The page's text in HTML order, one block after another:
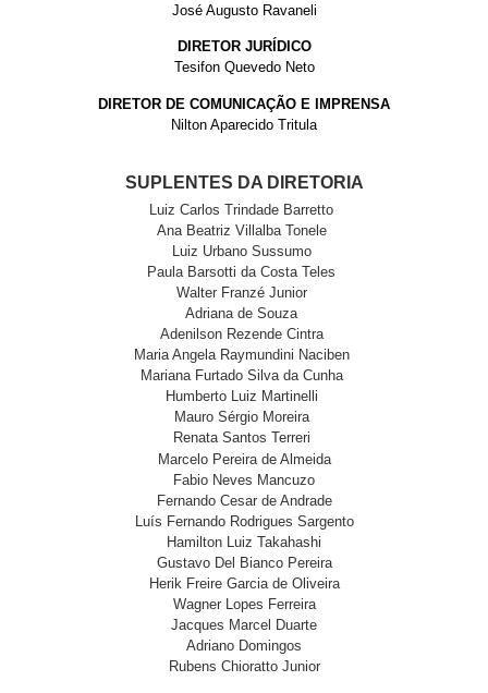
José Augusto Ravaneli
DIRETOR JURÍDICO
Tesifon Quevedo Neto
DIRETOR DE COMUNICAÇÃO E IMPRENSA
Nilton Aparecido Tritula
SUPLENTES DA DIRETORIA
Luiz Carlos Trindade Barretto
Ana Beatriz Villalba Tonele
Luiz Urbano Sussumo
Paula Barsotti da Costa Teles
Walter Franzé Junior
Adriana de Souza
Adenilson Rezende Cintra
Maria Angela Raymundini Naciben
Mariana Furtado Silva da Cunha
Humberto Luiz Martinelli
Mauro Sérgio Moreira
Renata Santos Terreri
Marcelo Pereira de Almeida
Fabio Neves Mancuzo
Fernando Cesar de Andrade
Luís Fernando Rodrigues Sargento
Hamilton Luiz Takahashi
Gustavo Del Bianco Pereira
Herik Freire Garcia de Oliveira
Wagner Lopes Ferreira
Jacques Marcel Duarte
Adriano Domingos
Rubens Chioratto Junior